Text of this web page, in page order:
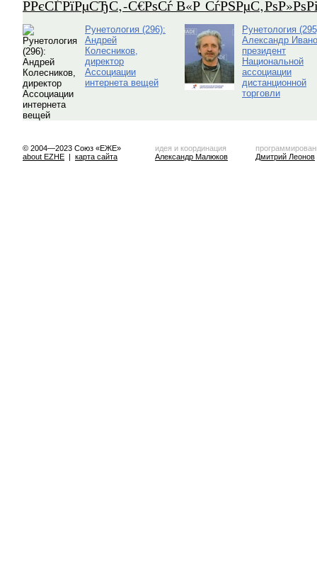
Р­РєСЃРїРµСЂС‚-С€РѕСѓ В«Р
Рунетология (296):
Андрей
Колесников,
директор
Ассоциации
интернета вещей
Рунетология
Александр
президент
Национальной
ассоциации
дистанционной
торговли
© 2004—2023 Союз «ЕЖЕ»
about EZHE | карта сайта
идея и координация
Александр Малюков
Дмитрий Леонов